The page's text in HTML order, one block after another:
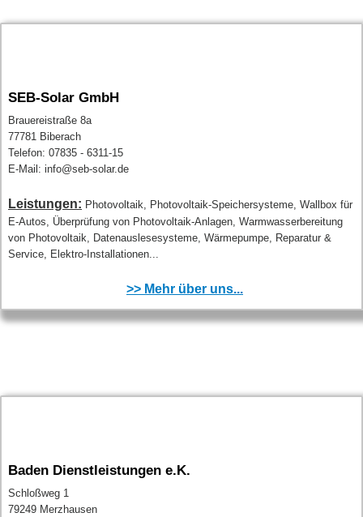
SEB-Solar GmbH
Brauereistraße 8a
77781 Biberach
Telefon: 07835 - 6311-15
E-Mail: info@seb-solar.de
Leistungen: Photovoltaik, Photovoltaik-Speichersysteme, Wallbox für
E-Autos, Überprüfung von Photovoltaik-Anlagen, Warmwasserbereitung
von Photovoltaik, Datenauslesesysteme, Wärmepumpe, Reparatur &
Service, Elektro-Installationen...
>> Mehr über uns...
Baden Dienstleistungen e.K.
Schloßweg 1
79249 Merzhausen